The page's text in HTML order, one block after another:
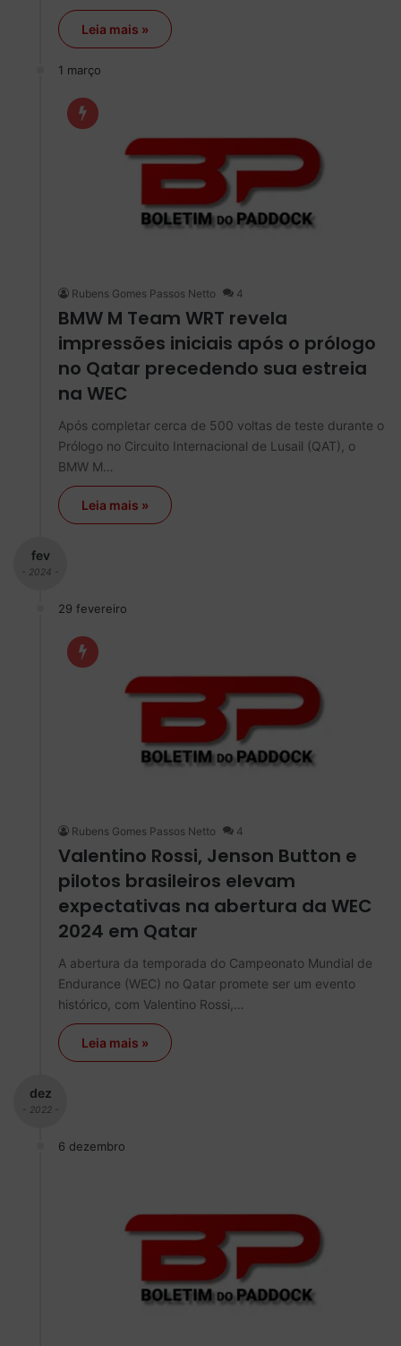
Leia mais »
1 março
Rubens Gomes Passos Netto 4
BMW M Team WRT revela
impressões iniciais após o prólogo
no Qatar precedendo sua estreia
na WEC
Após completar cerca de 500 voltas de teste durante o
Prólogo no Circuito Internacional de Lusail (QAT), o
BMW M…
Leia mais »
fev
- 2024 -
29 fevereiro
Rubens Gomes Passos Netto 4
Valentino Rossi, Jenson Button e
pilotos brasileiros elevam
expectativas na abertura da WEC
2024 em Qatar
A abertura da temporada do Campeonato Mundial de
Endurance (WEC) no Qatar promete ser um evento
histórico, com Valentino Rossi,…
Leia mais »
dez
- 2022 -
6 dezembro